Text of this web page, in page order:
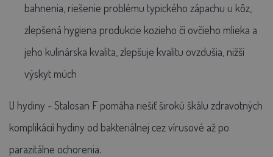
bahnenia, riešenie problému typického zápachu u kôz,
zlepšená hygiena produkcie kozieho či ovčieho mlieka a
jeho kulinárska kvalita, zlepšuje kvalitu ovzdušia, nižší
výskyt múch
U hydiny - Stalosan F pomáha riešiť širokú škálu zdravotných
komplikácií hydiny od bakteriálnej cez vírusové až po
parazitálne ochorenia.